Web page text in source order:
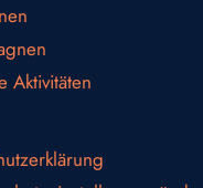
Aktivitäten